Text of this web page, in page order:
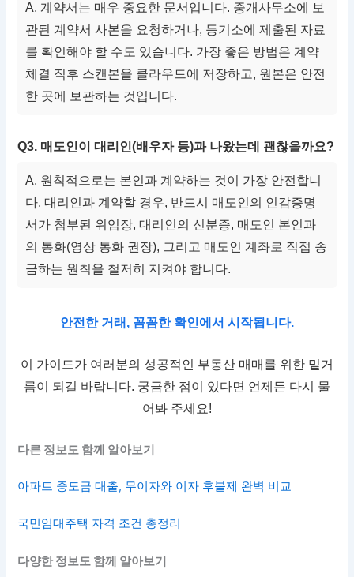
A. 계약서는 매우 중요한 문서입니다. 중개사무소에 보
관된 계약서 사본을 요청하거나, 등기소에 제출된 자료
를 확인해야 할 수도 있습니다. 가장 좋은 방법은 계약
체결 직후 스캔본을 클라우드에 저장하고, 원본은 안전
한 곳에 보관하는 것입니다.
Q3. 매도인이 대리인(배우자 등)과 나왔는데 괜찮을까요?
A. 원칙적으로는 본인과 계약하는 것이 가장 안전합니
다. 대리인과 계약할 경우, 반드시 매도인의 인감증명
서가 첨부된 위임장, 대리인의 신분증, 매도인 본인과
의 통화(영상 통화 권장), 그리고 매도인 계좌로 직접 송
금하는 원칙을 철저히 지켜야 합니다.
안전한 거래, 꼼꼼한 확인에서 시작됩니다.
이 가이드가 여러분의 성공적인 부동산 매매를 위한 밑거
름이 되길 바랍니다. 궁금한 점이 있다면 언제든 다시 물
어봐 주세요!
다른 정보도 함께 알아보기
아파트 중도금 대출, 무이자와 이자 후불제 완벽 비교
국민임대주택 자격 조건 총정리
다양한 정보도 함께 알아보기